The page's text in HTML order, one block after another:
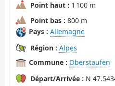
Point haut : 1 100 m
Point bas : 800 m
Pays : Allemagne
Région : Alpes
Commune : Oberstaufen
Départ/Arrivée : N